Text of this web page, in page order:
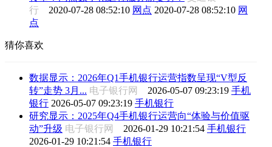
行 2020-07-28 08:52:10 网点 2020-07-28 08:52:10 网
点
猜你喜欢
数据显示：2026年Q1手机银行运营指数呈现“V型反
转”走势 3月... 电子银行网 2026-05-07 09:23:19 手机
银行 2026-05-07 09:23:19 手机银行
研究显示：2025年Q4手机银行运营向“体验与价值驱
动”升级 电子银行网 2026-01-29 10:21:54 手机银行
2026-01-29 10:21:54 手机银行